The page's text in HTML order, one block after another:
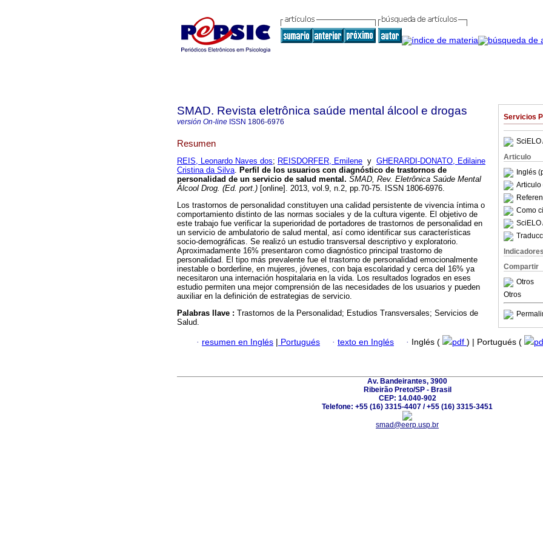
Servicios
SciELO
Articulo
Inglés
Articulo
Como
SciELO
Indicadores
Compartir
Otros
Otros
SMAD. Revista eletrônica saúde mental álcool e drogas
versión On-line ISSN 1806-6976
Resumen
REIS, Leonardo Naves dos; REISDORFER, Emilene y GHERARDI-DONATO, Edilaine
Cristina da Silva. Perfil de los usuarios con diagnóstico de trastornos de
personalidad de un servicio de salud mental . SMAD, Rev. Eletrônica Saúde Mental
Álcool Drog. (Ed. port.) [online]. 2013, vol.9, n.2, pp.70-75. ISSN 1806-6976.
Los trastornos de personalidad constituyen una calidad persistente de vivencia íntima o
comportamiento distinto de las normas sociales y de la cultura vigente. El objetivo de
este trabajo fue verificar la superioridad de portadores de trastornos de personalidad en
un servicio de ambulatorio de salud mental, así como identificar sus características
socio-demográficas. Se realizó un estudio transversal descriptivo y exploratorio.
Aproximadamente 16% presentaron como diagnóstico principal trastorno de
personalidad. El tipo más prevalente fue el trastorno de personalidad emocionalmente
inestable o borderline, en mujeres, jóvenes, con baja escolaridad y cerca del 16% ya
necesitaron una internación hospitalaria en la vida. Los resultados logrados en eses
estudio permiten una mejor comprensión de las necesidades de los usuarios y pueden
auxiliar en la definición de estrategias de servicio.
Palabras llave : Trastornos de la Personalidad; Estudios Transversales; Servicios de
Salud.
· resumen en Inglés | Portugués · texto en Inglés · Inglés ( pdf ) | Portugués (
Av. Bandeirantes, 3900
Ribeirão Preto/SP - Brasil
CEP: 14.040-902
Telefone: +55 (16) 3315-4407 / +55 (16) 3315-3451
smad@eerp.usp.br